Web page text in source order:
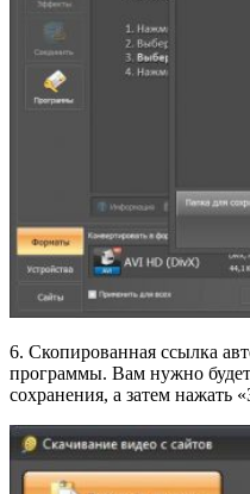
6. Скопированная ссылка
программы. Вам нужно будет
сохранения, а затем нажать